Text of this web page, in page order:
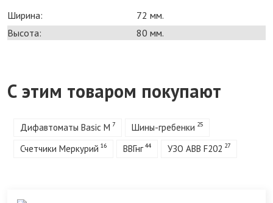
Ширина:
72 мм.
Высота:
80 мм.
С этим товаром покупают
Дифавтоматы Basic M 7 Шины-гребенки 25
Счетчики Меркурий 16 ВВГнг 44 УЗО ABB F202 27